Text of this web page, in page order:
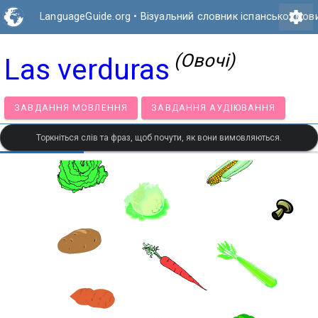
LanguageGuide.org • Візуальний словник іспанськоїsettings
Las verduras (Овочі)
ЗАВДАННЯ МОВЛЕННЯ ЗАВДАННЯ АУДІЮВАННЯ
Торкніться слів та фраз, щоб почути, як вони вимовляються.